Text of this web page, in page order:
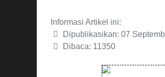
Informasi Artikel ini:
Dipublikasikan: 07
Dibaca: 11350